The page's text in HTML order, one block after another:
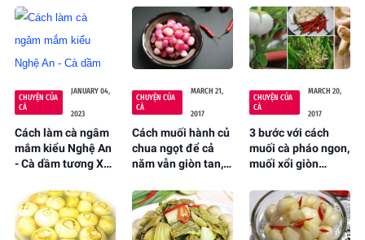
nóng - Cà dầm
tương Xứ Nghệ
Nghệ
cơm - Cà dầm
tương Xứ Nghệ
CHUYỆN CỦA
CÀ
JANUARY 04,
2023
Cách làm cà ngâm
mắm kiểu Nghệ An
- Cà dầm tương Xứ
CHUYỆN CỦA
CÀ
MARCH 21,
2017
Cách muối hành củ
chua ngọt để cả
năm vẫn giòn tan,
CHUYỆN CỦA
CÀ
MARCH 20,
2017
3 bước với cách
muối cà pháo ngon,
muối xổi giòn